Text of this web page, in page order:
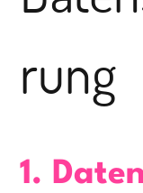
rung
1.